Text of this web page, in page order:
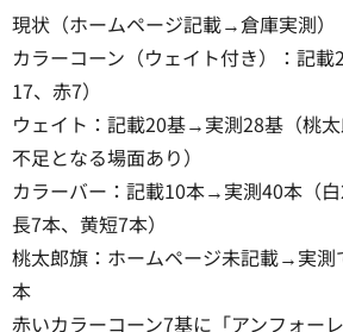
現状（ホームページ記載→倉庫実測）
カラーコーン（ウェイト付き）：記
17、赤7）
ウェイト：記載20基→実測28基（桃
不足となる場面あり）
カラーバー：記載10本→実測40本（
長7本、黄短7本）
桃太郎旗：ホームページ未記載→実測
本
赤いカラーコーン7基に「アンフォー